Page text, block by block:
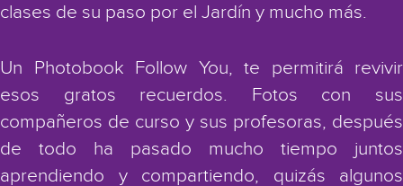
clases de su paso por el Jardín y mucho más.
Un Photobook Follow You, te permitirá revivir
esos gratos recuerdos. Fotos con sus
compañeros de curso y sus profesoras, después
de todo ha pasado mucho tiempo juntos
aprendiendo y compartiendo, quizás algunos